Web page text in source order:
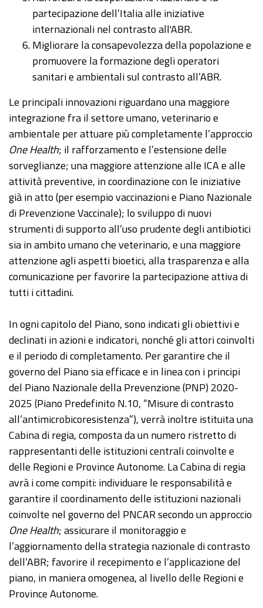
partecipazione dell’Italia alle iniziative
internazionali nel contrasto all'ABR.
Migliorare la consapevolezza della popolazione e
promuovere la formazione degli operatori
sanitari e ambientali sul contrasto all’ABR.
Le principali innovazioni riguardano una maggiore
integrazione fra il settore umano, veterinario e
ambientale per attuare più completamente l’approccio
One Health; il rafforzamento e l’estensione delle
sorveglianze; una maggiore attenzione alle ICA e alle
attività preventive, in coordinazione con le iniziative
già in atto (per esempio vaccinazioni e Piano Nazionale
di Prevenzione Vaccinale); lo sviluppo di nuovi
strumenti di supporto all’uso prudente degli antibiotici
sia in ambito umano che veterinario, e una maggiore
attenzione agli aspetti bioetici, alla trasparenza e alla
comunicazione per favorire la partecipazione attiva di
tutti i cittadini.
In ogni capitolo del Piano, sono indicati gli obiettivi e
declinati in azioni e indicatori, nonché gli attori coinvolti
e il periodo di completamento. Per garantire che il
governo del Piano sia efficace e in linea con i principi
del Piano Nazionale della Prevenzione (PNP) 2020-
2025 (Piano Predefinito N.10, “Misure di contrasto
all’antimicrobicoresistenza”), verrà inoltre istituita una
Cabina di regia, composta da un numero ristretto di
rappresentanti delle istituzioni centrali coinvolte e
delle Regioni e Province Autonome. La Cabina di regia
avrà i come compiti: individuare le responsabilità e
garantire il coordinamento delle istituzioni nazionali
coinvolte nel governo del PNCAR secondo un approccio
One Health; assicurare il monitoraggio e
l’aggiornamento della strategia nazionale di contrasto
dell’ABR; favorire il recepimento e l’applicazione del
piano, in maniera omogenea, al livello delle Regioni e
Province Autonome.